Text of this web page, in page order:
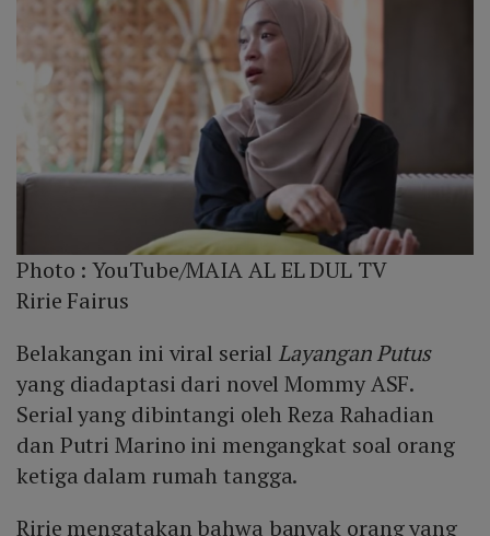
Photo :YouTube/MAIA AL EL DUL TV
Ririe Fairus
Belakangan ini viral serial Layangan Putus
yang diadaptasi dari novel Mommy ASF.
Serial yang dibintangi oleh Reza Rahadian
dan Putri Marino ini mengangkat soal orang
ketiga dalam rumah tangga.
Ririe mengatakan bahwa banyak orang yang